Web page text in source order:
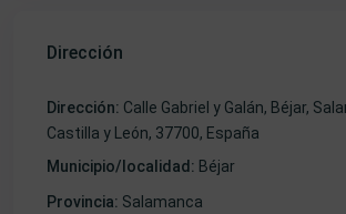
Dirección
Dirección: Calle Gabriel y Galán, Béjar,
Castilla y León, 37700, España
Municipio/localidad: Béjar
Provincia: Salamanca